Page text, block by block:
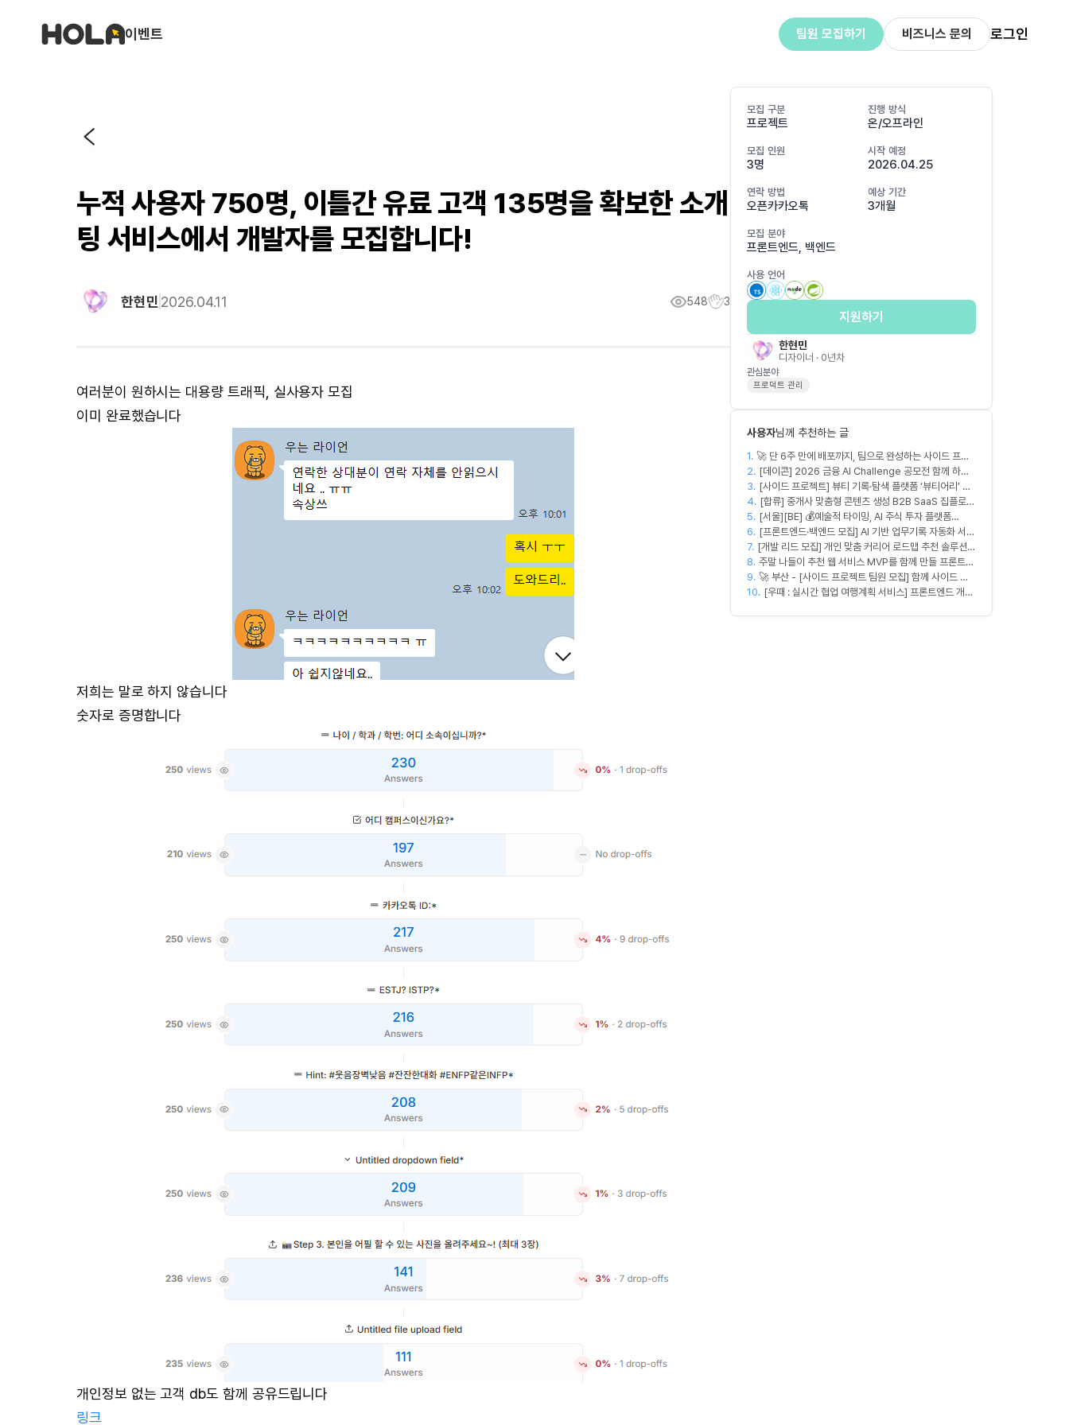
이벤트 팀원 모집하기 비즈니스 문의 로그인
누적 사용자 750명, 이틀간 유료 고객 135명을 확보한 소개
팅 서비스에서 개발자를 모집합니다!
한현민 2026.04.11 548 3
여러분이 원하시는 대용량 트래픽, 실사용자 모집
이미 완료했습니다
저희는 말로 하지 않습니다
숫자로 증명합니다
개인정보 없는 고객 db도 함께 공유드립니다
링크
모집 구분
프로젝트
진행 방식
온/오프라인
모집 인원
3명
시작 예정
2026.04.25
연락 방법
오픈카카오톡
예상 기간
3개월
모집 분야
프론트엔드, 백엔드
사용 언어
지원하기
한현민
디자이너 · 0년차
관심분야
프로덕트 관리
사용자님께 추천하는 글
1. 🚀 단 6주 만에 배포까지, 팀으로 완성하는 사이드 프로
젝트 [스위프 웹 15기] 🚀
2. [데이콘] 2026 금융 AI Challenge 공모전 함께 하실
프론트엔드, 백엔드, 디자이너 구합니다!
3. [사이드 프로젝트] 뷰티 기록·탐색 플랫폼 ‘뷰티어리’ 디
자이너·프론트엔드·백엔드 팀원을 모집합니다
4. [합류] 중개사 맞춤형 콘텐츠 생성 B2B SaaS 집플로우
과 함께 하실 멤버를 모집합니다!
5. [서울][BE] 💰예술적 타이밍, AI 주식 투자 플랫폼
(Spring)
6. [프론트엔드·백엔드 모집] AI 기반 업무기록 자동화 서비
스 MVP 개발
7. [개발 리드 모집] 개인 맞춤 커리어 로드맵 추천 솔루션
커넥터즈의 백엔드 개발 엔지니어. 리드 개발자를 모집합
니다! (첫 버전 완성, AWS 크레딧 5,000$+ 활용 가능)
8. 주말 나들이 추천 웹 서비스 MVP를 함께 만들 프론트엔
드/디자이너 모집합니다
9. 🚀 부산 - [사이드 프로젝트 팀원 모집] 함께 사이드 프
로젝트 진행할 팀원 모집합니다. 🚀
10. [우때 : 실시간 협업 여행계획 서비스] 프론트엔드 개발